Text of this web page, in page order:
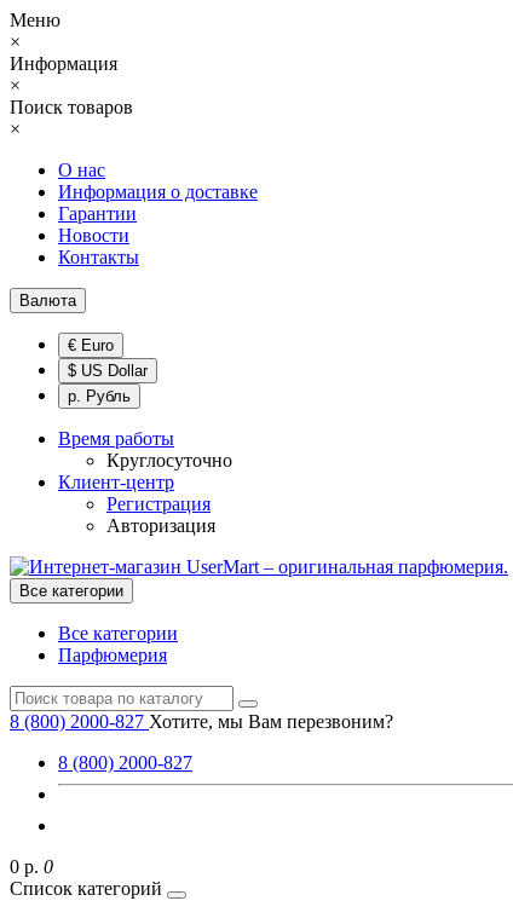
Меню
×
Информация
×
Поиск товаров
×
О нас
Информация о доставке
Гарантии
Новости
Контакты
Валюта
€ Euro
$ US Dollar
р. Рубль
Время работы
Круглосуточно
Клиент-центр
Регистрация
Авторизация
Все категории
Все категории
Парфюмерия
8 (800) 2000-827 Хотите, мы Вам перезвоним?
8 (800) 2000-827
0 р. 0
Список категорий